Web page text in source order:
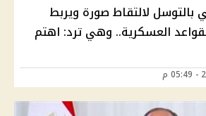
بالتوسل لالتقاط صورة ويربط
العسكرية.. وهي ترد: اهتم